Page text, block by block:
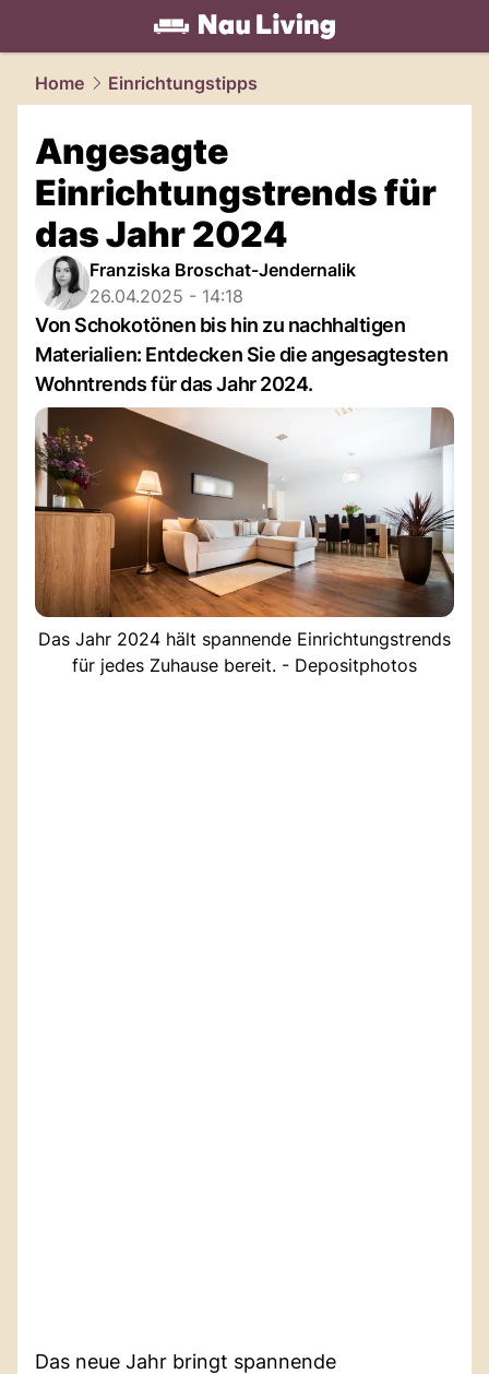
living.NAU.ch
Home Einrichtungstipps
Angesagte
Einrichtungstrends für
das Jahr 2024
Franziska Broschat-Jendernalik
26.04.2025 - 14:18
Von Schokotönen bis hin zu nachhaltigen
Materialien: Entdecken Sie die angesagtesten
Wohntrends für das Jahr 2024.
Das Jahr 2024 hält spannende Einrichtungstrends
für jedes Zuhause bereit. - Depositphotos
Das neue Jahr bringt spannende